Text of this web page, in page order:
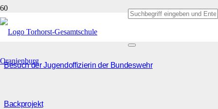
Beiträge von Angela Ruß
Besuch der Jugendoffizierin der Bundeswehr
Backprojekt